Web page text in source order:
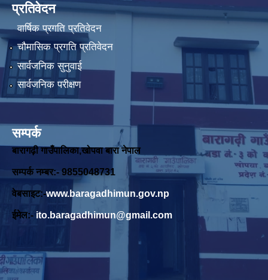
प्रतिवेदन
वार्षिक प्रगति प्रतिवेदन
चौमासिक प्रगति प्रतिवेदन
सार्वजनिक सुनुवाई
सार्वजनिक परीक्षण
सम्पर्क
बारागढ़ी गाउँपालिका,खोपवा बारा नेपाल
सम्पर्क नम्बर:- 9855048731
वेबसाइट:-www.baragadhimun.gov.np
ईमेल:- ito.baragadhimun@gmail.com